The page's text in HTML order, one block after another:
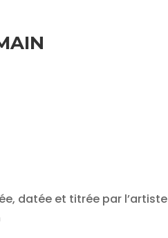
datée et titrée par l’artiste